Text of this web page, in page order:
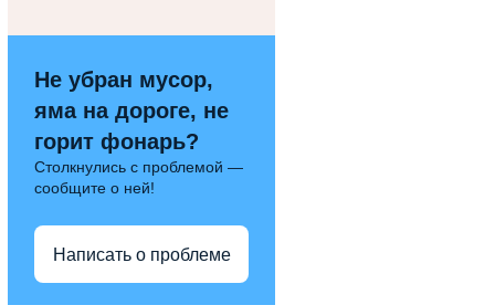
Не убран мусор,
яма на дороге, не
горит фонарь?
Столкнулись с проблемой —
сообщите о ней!
Написать о проблеме